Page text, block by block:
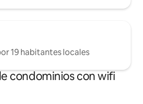
19 habitantes locales
condominios con wifi